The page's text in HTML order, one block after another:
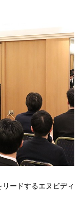
ードするエヌビディ